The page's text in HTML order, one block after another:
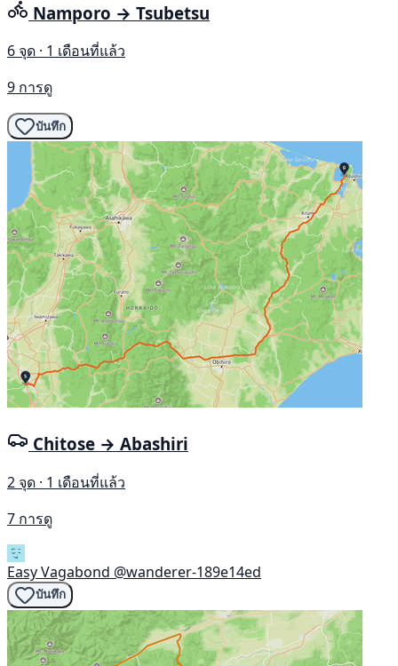
Namporo → Tsubetsu
6 จุด · 1 เดือนที่แล้ว
9 การดู
บันทึก
Chitose → Abashiri
2 จุด · 1 เดือนที่แล้ว
7 การดู
Easy Vagabond @wanderer-189e14ed
บันทึก